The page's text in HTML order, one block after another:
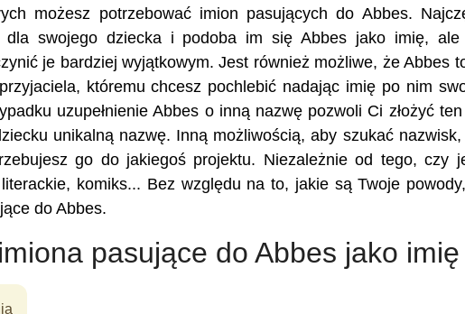
możesz potrzebować imion pasujących do Abbes.
dla swojego dziecka i podoba im się Abbes jako imię, ale
je bardziej wyjątkowym. Jest również możliwe, że Abbes
któremu chcesz pochlebić nadając imię po nim
uzupełnienie Abbes o inną nazwę pozwoli Ci złożyć ten
unikalną nazwę. Inną możliwością, aby szukać
go do jakiegoś projektu. Niezależnie od tego, czy
komiks... Bez względu na to, jakie są Twoje
do Abbes.
pasujące do Abbes jako imię